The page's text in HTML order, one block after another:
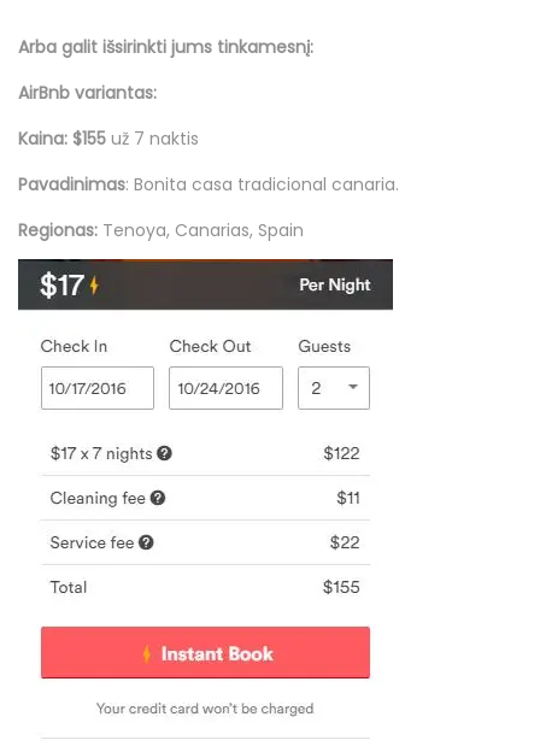
Arba galit išsirinkti jums tinkamesnį:
AirBnb variantas:
Kaina: $155 už 7 naktis
Pavadinimas: Bonita casa tradicional canaria.
Regionas: Tenoya, Canarias, Spain